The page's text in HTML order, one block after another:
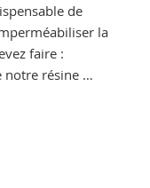
de
la
faire :
notre résine …